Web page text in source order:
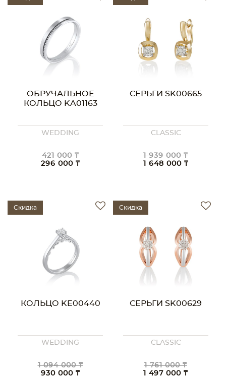
ОБРУЧАЛЬНОЕ
КОЛЬЦО KA01163
WEDDING
421 000 ₸
296 000 ₸
СЕРЬГИ SK00665
CLASSIC
1 939 000 ₸
1 648 000 ₸
Скидка
КОЛЬЦО KE00440
WEDDING
1 094 000 ₸
930 000 ₸
Скидка
СЕРЬГИ SK00629
CLASSIC
1 761 000 ₸
1 497 000 ₸